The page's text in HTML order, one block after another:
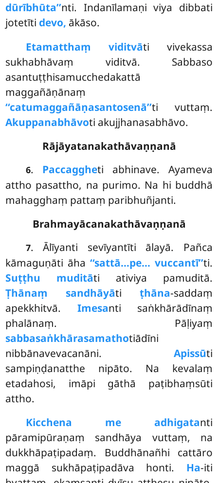
dūrībhūta’’nti. Indanīlamaṇi viya dibbati
jotetīti devo, ākāso.
Etamatthaṃ viditvāti vivekassa
sukhabhāvaṃ viditvā. Sabbaso
asantuṭṭhisamucchedakattā
maggañāṇānaṃ
‘‘catumaggañāṇasantosenā’’ti vuttaṃ.
Akuppanabhāvoti akujjhanasabhāvo.
Rājāyatanakathāvaṇṇanā
6. Paccaggheti abhinave. Ayameva
attho pasattho, na purimo. Na hi buddhā
mahagghaṃ pattaṃ paribhuñjanti.
Brahmayācanakathāvaṇṇanā
7. Ālīyanti sevīyantīti ālayā. Pañca
kāmaguṇāti āha ‘‘sattā…pe… vuccantī’’ti.
Suṭṭhu muditāti ativiya pamuditā.
Ṭhānaṃ sandhāyāti ṭhāna-saddaṃ
apekkhitvā. Imesanti saṅkhārādīnaṃ
phalānaṃ. Pāḷiyaṃ
sabbasaṅkhārasamathotiādīni
nibbānavevacanāni. Apissūti
sampiṇḍanatthe nipāto. Na kevalaṃ
etadahosi, imāpi gāthā paṭibhaṃsūti
attho.
Kicchena me adhigatanti
pāramipūraṇaṃ sandhāya vuttaṃ, na
dukkhāpaṭipadaṃ. Buddhānañhi cattāro
maggā sukhāpaṭipadāva honti. Ha-iti